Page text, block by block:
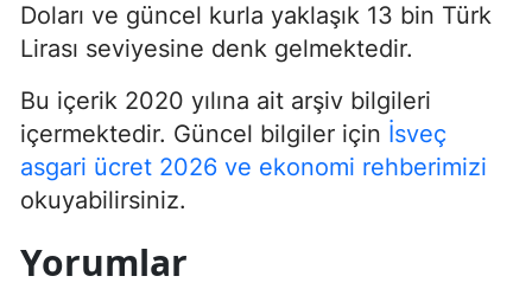
Doları ve güncel kurla yaklaşık 13 bin Türk
Lirası seviyesine denk gelmektedir.
Bu içerik 2020 yılına ait arşiv bilgileri
içermektedir. Güncel bilgiler için İsveç
asgari ücret 2026 ve ekonomi rehberimizi
okuyabilirsiniz.
Yorumlar